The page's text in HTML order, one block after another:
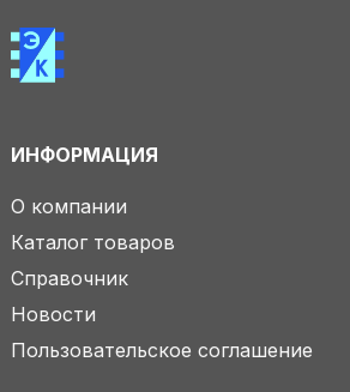
ИНФОРМАЦИЯ
О компании
Каталог товаров
Справочник
Новости
Пользовательское соглашение